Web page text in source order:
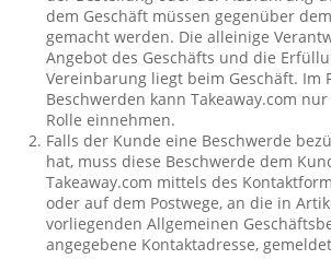
dem Geschäft müssen gegenüber
gemacht werden. Die alleinige
Angebot des Geschäfts und die
Vereinbarung liegt beim Geschäft. Im
Beschwerden kann Takeaway.com
Rolle einnehmen.
Falls der Kunde eine Beschwerde
hat, muss diese Beschwerde dem
Takeaway.com mittels des
oder auf dem Postwege, an die in
vorliegenden Allgemeinen
angegebene Kontaktadresse,